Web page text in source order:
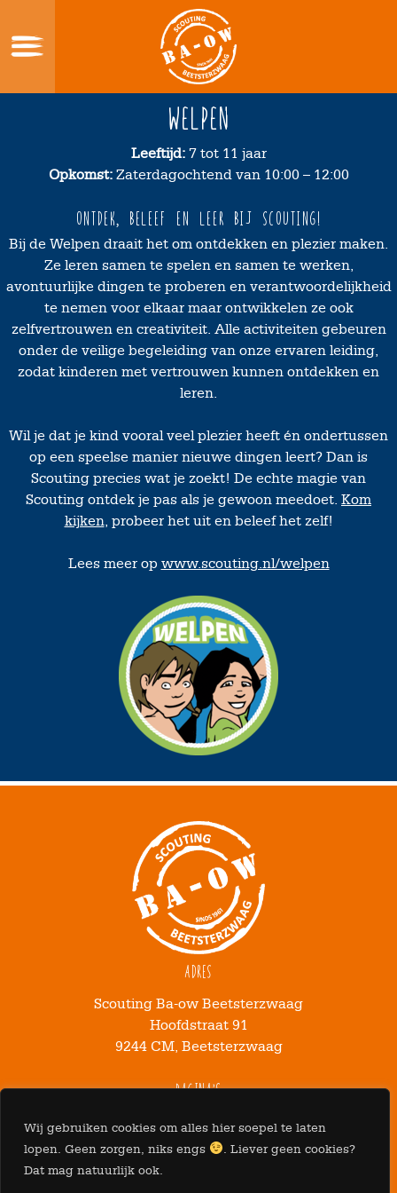
Wij gebruiken cookies om alles hier soepel te laten
lopen. Geen zorgen, niks engs
. Liever geen cookies?
Dat mag natuurlijk ook.
content
Wat doe je bij scouting?
Lid Worden?
Verhuur
Contact
Welpen
Leeftijd:7 tot 11 jaar
Opkomst:Zaterdagochtend van 10:00 – 12:00
Ontdek, beleef en leer bij Scouting!
Bij de Welpen draait het om ontdekken en plezier maken.
Ze leren samen te spelen en samen te werken,
avontuurlijke dingen te proberen en verantwoordelijkheid
te nemen voor elkaar maar ontwikkelen ze ook
zelfvertrouwen en creativiteit. Alle activiteiten gebeuren
onder de veilige begeleiding van onze ervaren leiding,
zodat kinderen met vertrouwen kunnen ontdekken en
leren.
Wil je dat je kind vooral veel plezier heeft én ondertussen
op een speelse manier nieuwe dingen leert? Dan is
Scouting precies wat je zoekt! De echte magie van
Scouting ontdek je pas als je gewoon meedoet. Kom
kijken, probeer het uit en beleef het zelf!
Lees meer op www.scouting.nl/welpen
Adres
Scouting Ba-ow Beetsterzwaag
Hoofdstraat 91
9244 CM, Beetsterzwaag
Pagina's
Sociale Veiligheid
Privacybeleid